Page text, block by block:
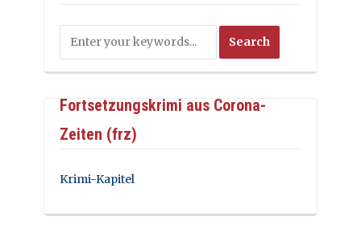
Fortsetzungskrimi aus Corona-
Zeiten (frz)
Krimi-Kapitel